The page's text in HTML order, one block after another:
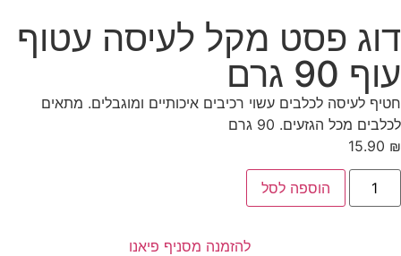
דוג פסט מקל לעיסה עטוף
עוף 90 גרם
חטיף לעיסה לכלבים עשוי רכיבים איכותיים ומוגבלים. מתאים
לכלבים מכל הגזעים. 90 גרם
15.90 ₪
הוספה לסל
להזמנה מסניף פיאנו